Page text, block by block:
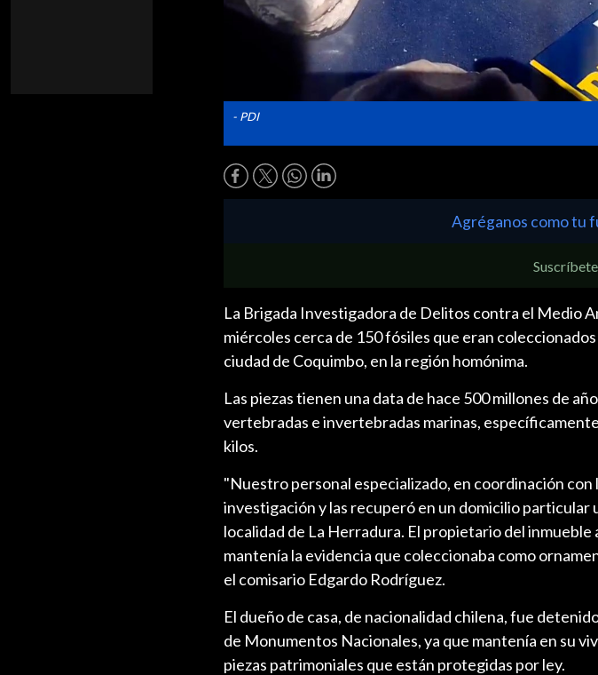
- PDI
Agréganos como tu
La Brigada Investigadora de Delitos contra el Medio
miércoles cerca de 150 fósiles que eran
ciudad de Coquimbo, en la región homónima.
Las piezas tienen una data de hace 500 millones de
vertebradas e invertebradas marinas,
kilos.
"Nuestro personal especializado, en coordinación con
investigación y las recuperó en un domicilio particular
localidad de La Herradura. El propietario del
mantenía la evidencia que coleccionaba como
el comisario Edgardo Rodríguez.
El dueño de casa, de nacionalidad chilena, fue
de Monumentos Nacionales, ya que mantenía en su
piezas patrimoniales que están protegidas por ley.